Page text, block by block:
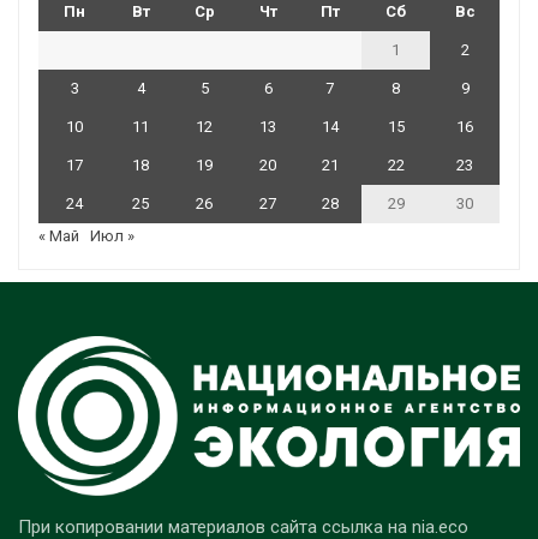
Пн Вт Ср Чт Пт Сб Вс
1 2
3 4 5 6 7 8 9
10 11 12 13 14 15 16
17 18 19 20 21 22 23
24 25 26 27 28 29
30
« Май
Июл »
При копировании материалов сайта ссылка на nia.eco